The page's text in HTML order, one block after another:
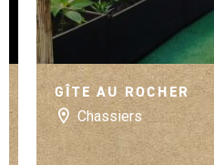
GÎTE AU ROCHER
Chassiers